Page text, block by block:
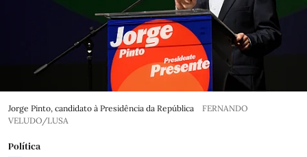
Jorge Pinto, candidato à Presidência da República
FERNANDO
VELUDO/LUSA
Política